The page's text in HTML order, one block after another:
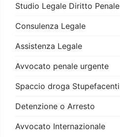
Studio Legale Diritto Penale
Consulenza Legale
Assistenza Legale
Avvocato penale urgente
Spaccio droga Stupefacenti
Detenzione o Arresto
Avvocato Internazionale